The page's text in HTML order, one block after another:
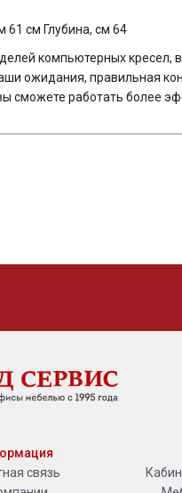
61 см Глубина, см 64
компьютерных кресел,
ожидания, правильная
сможете работать более
связь